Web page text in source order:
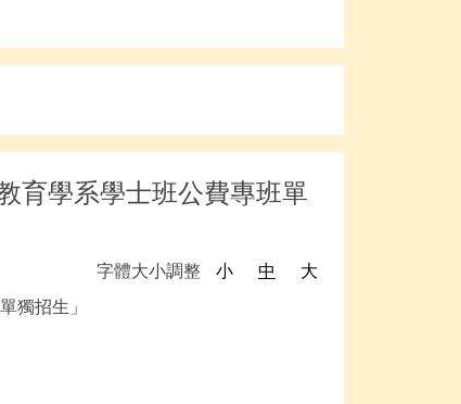
育學系學士班公費專班單
字體大小調整 小 中
大
獨招生」